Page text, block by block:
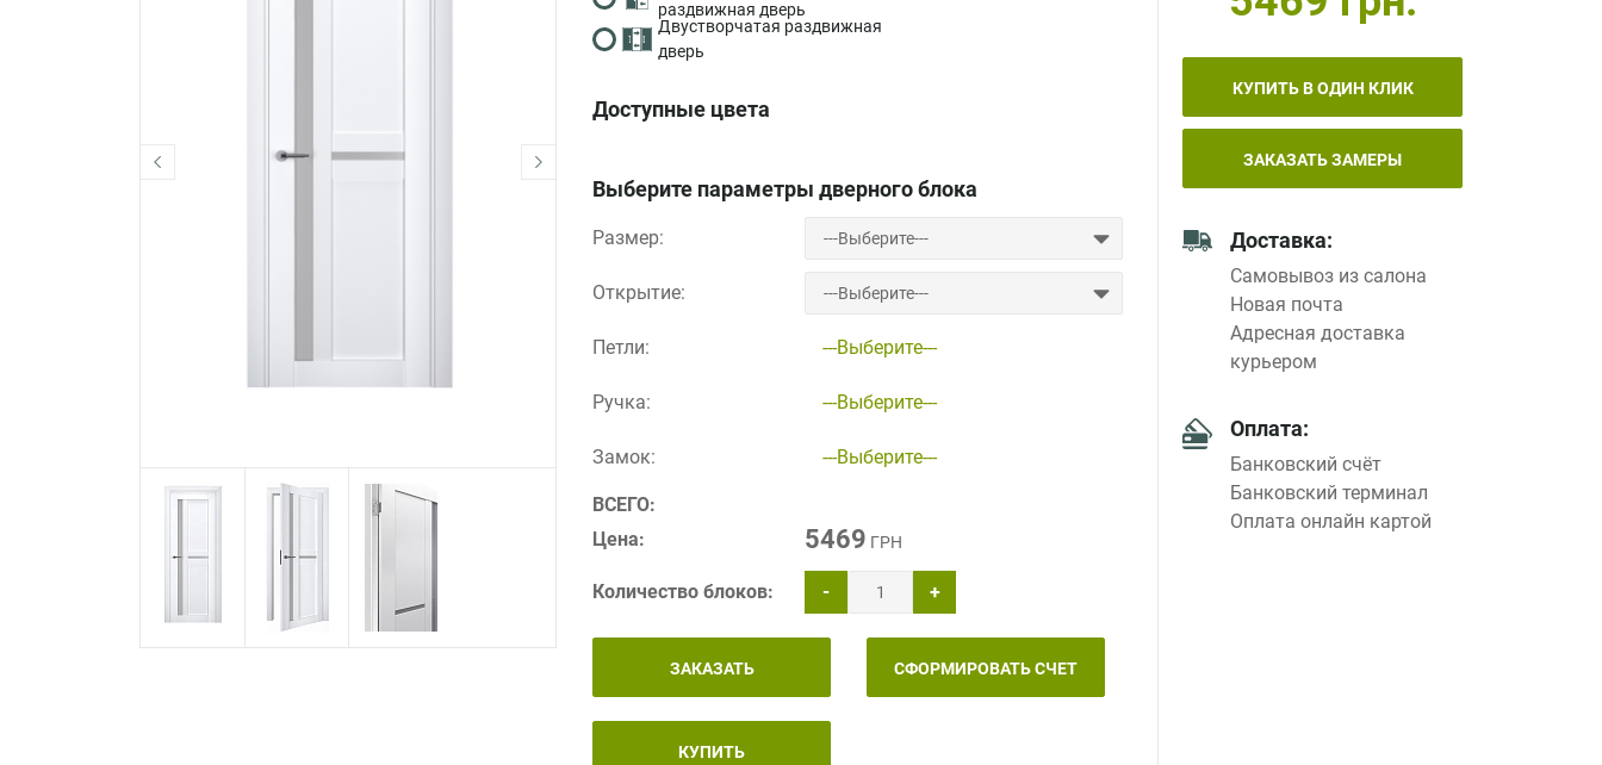
Доступные цвета
раздвижная дверь
Двустворчатая раздвижная
дверь
Выберите параметры дверного блока
Размер:
Открытие:
Петли: ---Выберите---
Ручка: ---Выберите---
Замок: ---Выберите---
ВСЕГО:
Цена:
5469 ГРН
Количество блоков: - +
ЗАКАЗАТЬ СФОРМИРОВАТЬ СЧЕТ
КУПИТЬ
КУПИТЬ В ОДИН КЛИК
ЗАКАЗАТЬ ЗАМЕРЫ
Доставка:
Самовывоз из салона
Новая почта
Адресная доставка
курьером
Оплата:
Банковский счёт
Банковский терминал
Оплата онлайн картой